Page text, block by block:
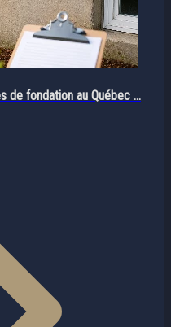
de fondation au Québec ...